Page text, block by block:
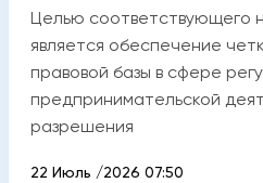
Целью соответствующего
является обеспечение
правовой базы в сфере
предпринимательской
разрешения
22 Июль /2026 07:50